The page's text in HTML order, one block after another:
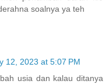
soalnya ya teh
12, 2023 at 5:07 PM
usia dan kalau ditanya